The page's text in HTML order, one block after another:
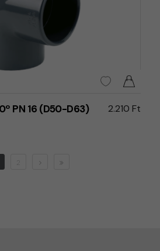
PN 16 (D50-D63) 2.210 Ft
2